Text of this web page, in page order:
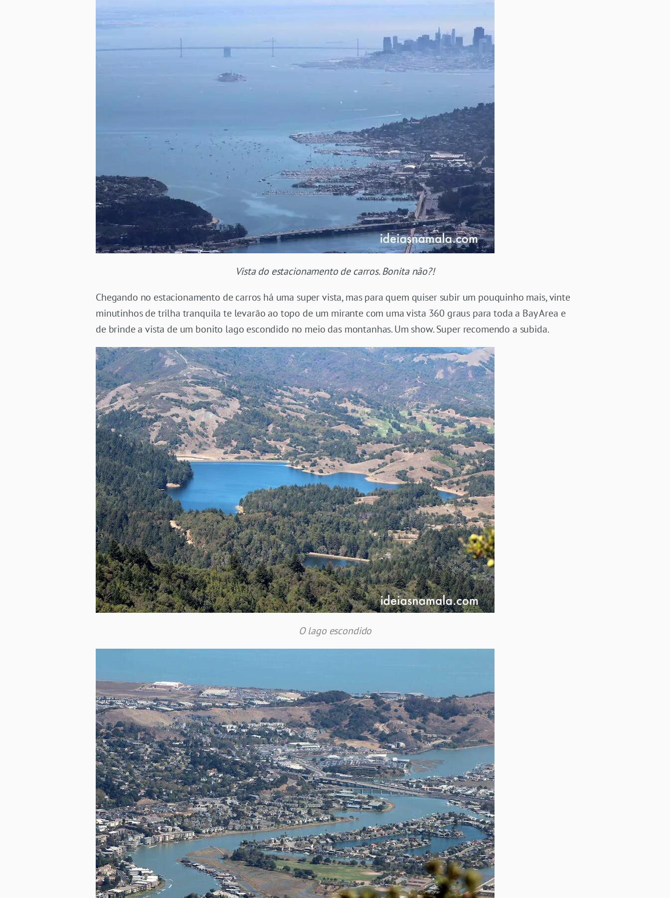
Vista do estacionamento de carros. Bonita não?!
Chegando no estacionamento de carros há uma super vista, mas para quem quiser subir um pouquinho mais, vinte
minutinhos de trilha tranquila te levarão ao topo de um mirante com uma vista 360 graus para toda a Bay Area e
de brinde a vista de um bonito lago escondido no meio das montanhas. Um show. Super recomendo a subida.
O lago escondido